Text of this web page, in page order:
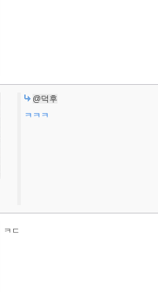
@덕후
ㅋㅋㅋ
ㅋㄷ